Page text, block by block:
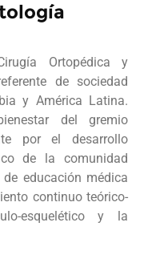
Ortopédica y
de sociedad
y América Latina.
del gremio
por el desarrollo
de la comunidad
educación médica
continuo teórico-
esquelético y la